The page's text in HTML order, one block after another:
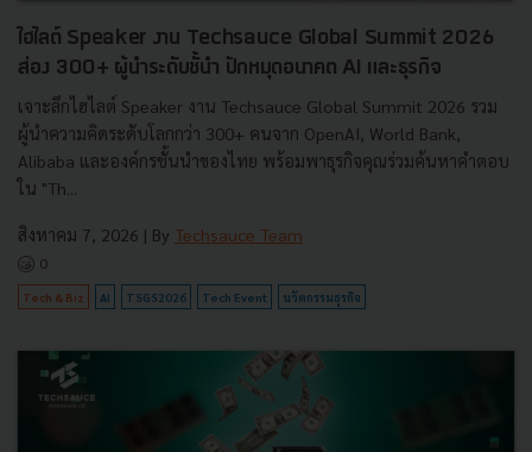
ไฮไลต์ Speaker งาน Techsauce Global Summit 2026
ส่อง 300+ ผู้นำระดับชั้นำ ปักหมุดอนาคต AI และธุรกิจ
เจาะลึกไฮไลต์ Speaker งาน Techsauce Global Summit 2026 รวม
ผู้นำความคิดระดับโลกกว่า 300+ คนจาก OpenAI, World Bank,
Alibaba และองค์กรชั้นนำของไทย พร้อมพาธุรกิจคุณร่วมค้นหาคำตอบ
ใน "Th...
สิงหาคม 7, 2026 | By Techsauce Team
0
Tech & Biz AI TSGS2026 Tech Event นวัตกรรมธุรกิจ